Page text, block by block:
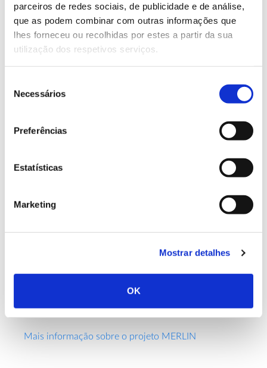
parceiros de redes sociais, de publicidade e de análise,
que as podem combinar com outras informações que
lhes forneceu ou recolhidas por estes a partir da sua
utilização dos respetivos serviços.
Necessários
Preferências
Estatísticas
Marketing
Mostrar detalhes
OK
– Estabelecer um mercado online “markeplace ”, capaz
de ligar profissionais do restauro, aprovisionamento
dos serviços de restauro e financiadores;
– Criar uma Academia MERLIN para disponibilizar
formação e conhecimento científico de ponta sobre
Europa.
stakeholders
Instituto Superior de Agronomia, EDIA – Empresa de
Desenvolvimento e Infraestruturas do Alqueva e
Desenvolvimento Rural e Município de Ponte de
Mais informação sobre o projeto MERLIN